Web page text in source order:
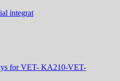
integrat
for VET- KA210-VET-